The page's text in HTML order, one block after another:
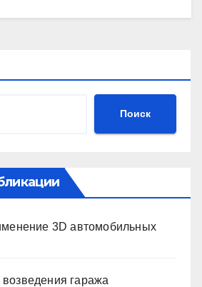
Поиск
3D автомобильных
гаража